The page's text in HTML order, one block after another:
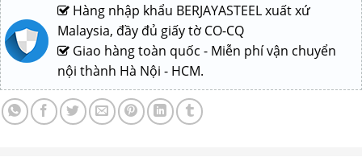
Hàng nhập khẩu BERJAYASTEEL xuất xứ
Malaysia, đầy đủ giấy tờ CO-CQ
Giao hàng toàn quốc - Miễn phí vận chuyển
nội thành Hà Nội - HCM.